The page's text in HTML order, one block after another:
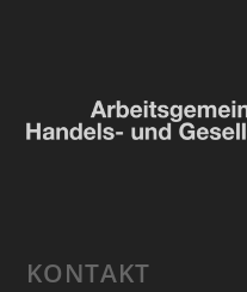
KONTAKT